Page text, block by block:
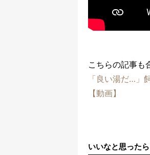
こちらの記事も
「良い湯だ…」
【動画】
いいなと思った